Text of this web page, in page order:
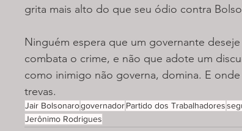
grita mais alto do que seu ódio contra
Ninguém espera que um governante
combata o crime, e não que adote um
como inimigo não governa, domina. E
trevas.
Jair BolsonarogovernadorPartido dos Trabalhadores
Jerônimo Rodrigues